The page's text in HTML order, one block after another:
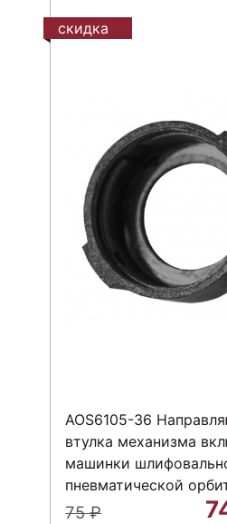
скидка
AOS6105-36
втулка механизма
машинки
пневматической
A
75₽